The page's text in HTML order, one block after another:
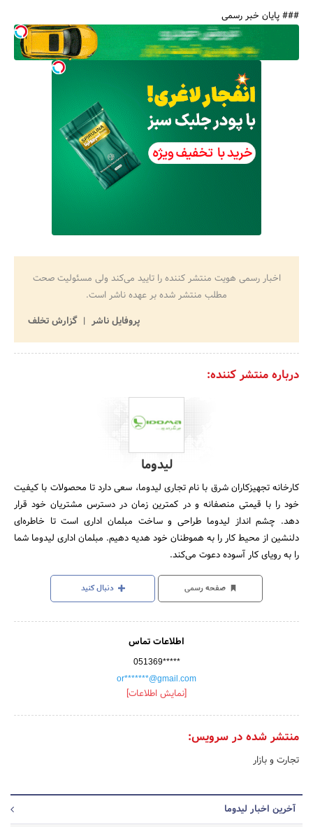
### پایان خبر رسمی
اخبار رسمی هویت منتشر کننده را تایید می‌کند ولی مسئولیت صحت
مطلب منتشر شده بر عهده ناشر است.
پروفایل ناشر
گزارش تخلف
درباره منتشر کننده:
لیدوما
کارخانه تجهیزکاران شرق با نام تجاری لیدوما، سعی دارد تا محصولات با کیفیت
خود را با قیمتی منصفانه و در کمترین زمان در دسترس مشتریان خود قرار
دهد. چشم انداز لیدوما طراحی و ساخت مبلمان اداری است تا خاطره‌ای
دلنشین از محیط کار را به هموطنان خود هدیه دهیم. مبلمان اداری لیدوما شما
را به رویای کار آسوده دعوت می‌کند.
صفحه رسمی دنبال کنید
اطلاعات تماس
051369*****
or*******@gmail.com
[نمایش اطلاعات]
منتشر شده در سرویس:
تجارت و بازار
آخرین اخبار لیدوما